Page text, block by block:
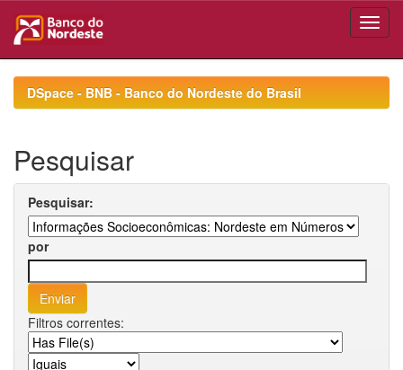
navigationDSpace - BNB - Banco do Nordeste do Brasil
Pesquisar
Pesquisar:
por
Filtros correntes: